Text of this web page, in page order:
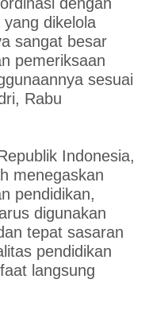
dikelola
sangat besar
pemeriksaan
sesuai
Rabu
Indonesia,
menegaskan
pendidikan,
digunakan
tepat sasaran
pendidikan
langsung